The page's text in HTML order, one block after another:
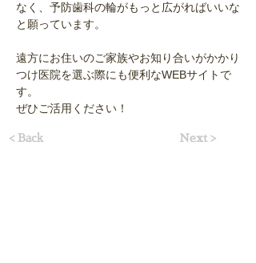
なく、予防歯科の輪がもっと広がればいいな
と願っています。
遠方にお住いのご家族やお知り合いがかかり
つけ医院を選ぶ際にも便利なWEBサイトで
す。
ぜひご活用ください！
< Back Next >